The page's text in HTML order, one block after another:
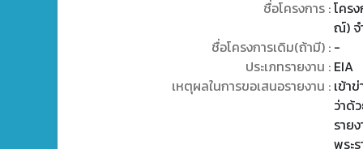
ชื่อโครงการ :โคร
ณ์) จ
ชื่อโครงการเดิม(ถ้ามี) : -
ประเภทรายงาน : EIA
เหตุผลในการขอเสนอรายงาน : เข้า
ว่าด้
ราย
พระ